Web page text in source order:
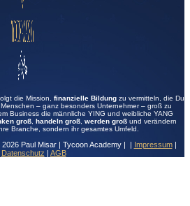
die Mission, finanzielle Bildungzu vermitteln, die Du
– ganz besonders Unternehmer – groß zu
Business die männliche YING und weibliche YANG
groß handeln groß werden groß und verändern
Branche, sondern ihr gesamtes Umfeld.
Paul Misar | Tycoon Academy | | Impressum|
Datenschutz | AGB